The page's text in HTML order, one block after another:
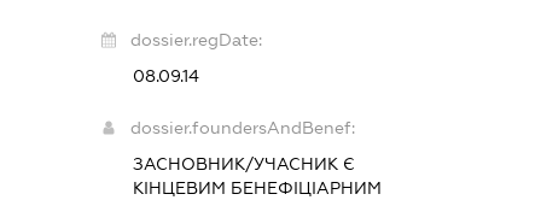
dossier.regDate:
08.09.14
dossier.foundersAndBenef:
ЗАСНОВНИК/УЧАСНИК Є
КІНЦЕВИМ БЕНЕФІЦІАРНИМ